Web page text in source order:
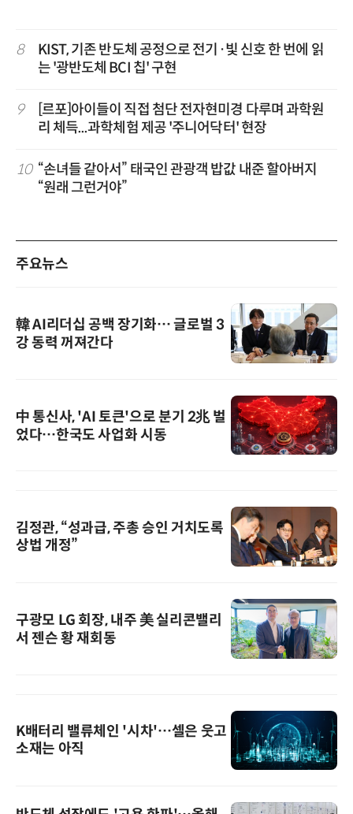
8
KIST, 기존 반도체 공정으로 전기·빛 신호 한 번에 읽
는 '광반도체 BCI 칩' 구현
9
[르포]아이들이 직접 첨단 전자현미경 다루며 과학원
리 체득...과학체험 제공 '주니어닥터' 현장
10 “손녀들 같아서” 태국인 관광객 밥값 내준 할아버지
“원래 그런거야”
주요뉴스
韓 AI리더십 공백 장기화… 글로벌 3
강 동력 꺼져간다
中 통신사, 'AI 토큰'으로 분기 2兆 벌
었다…한국도 사업화 시동
김정관, “성과급, 주총 승인 거치도록
상법 개정”
구광모 LG 회장, 내주 美 실리콘밸리
서 젠슨 황 재회동
K배터리 밸류체인 '시차'…셀은 웃고
소재는 아직